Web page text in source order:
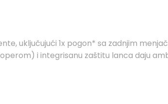
uključujući 1x pogon* sa zadnjim
i integrisanu zaštitu lanca daju